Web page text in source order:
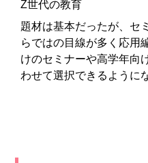
Z世代の教育
題材は基本だったが、セ
らではの目線が多く応用
けのセミナーや高学年向
わせて選択できるように